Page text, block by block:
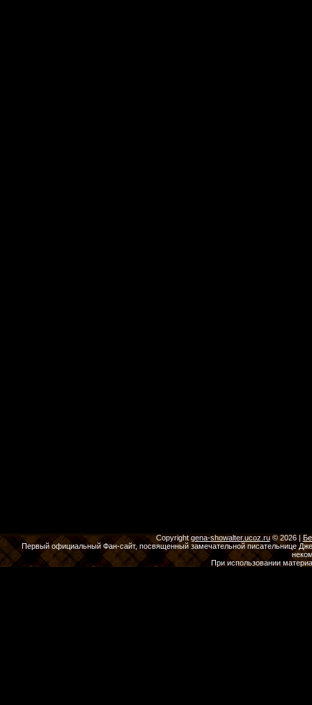
Copyrightgena-showalter.ucoz.ru© 2026|
Первый официальный Фан-сайт, посвященный замечательной писательнице
При использовании